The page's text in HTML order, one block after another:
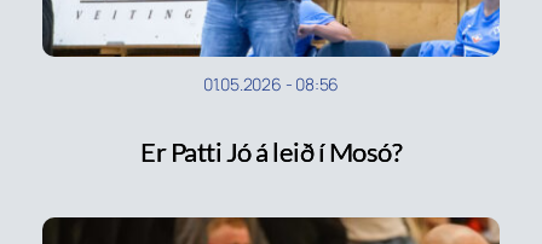
01.05.2026 - 08:56
Er Patti Jó á leið í Mosó?